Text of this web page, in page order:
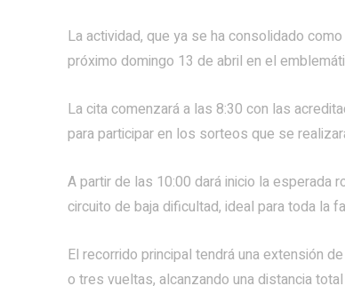
La actividad, que ya se ha consolidado
próximo domingo 13 de abril en el
La cita comenzará a las 8:30 con las
para participar en los sorteos que se
A partir de las 10:00 dará inicio la esperada
circuito de baja dificultad, ideal para toda la
El recorrido principal tendrá una extensión
o tres vueltas, alcanzando una distancia